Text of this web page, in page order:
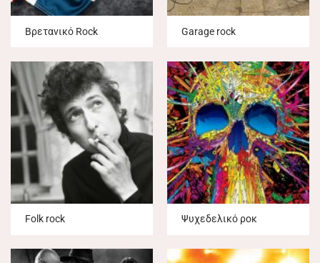
Βρετανικό Rock Garage rock
Folk rock Ψυχεδελικό ροκ